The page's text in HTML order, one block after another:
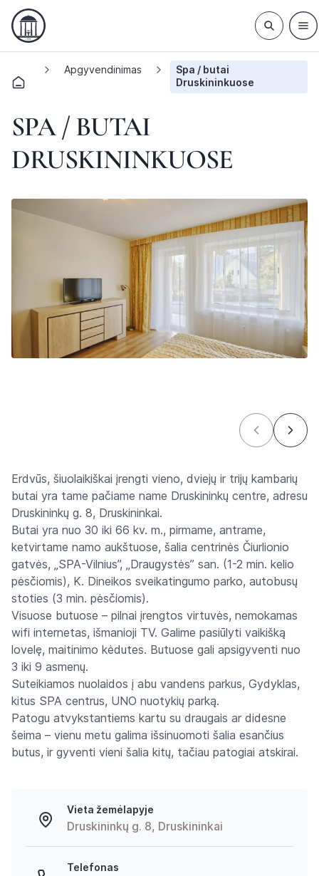
Apgyvendinimas
Spa / butai
Druskininkuose
SPA / BUTAI
DRUSKININKUOSE
Erdvūs, šiuolaikiškai įrengti vieno, dviejų ir trijų kambarių
butai yra tame pačiame name Druskininkų centre, adresu
Druskininkų g. 8, Druskininkai.
Butai yra nuo 30 iki 66 kv. m., pirmame, antrame,
ketvirtame namo aukštuose, šalia centrinės Čiurlionio
gatvės, „SPA-Vilnius”, „Draugystės” san. (1-2 min. kelio
pėsčiomis), K. Dineikos sveikatingumo parko, autobusų
stoties (3 min. pėsčiomis).
Visuose butuose – pilnai įrengtos virtuvės, nemokamas
wifi internetas, išmanioji TV. Galime pasiūlyti vaikišką
lovelę, maitinimo kėdutes. Butuose gali apsigyventi nuo
3 iki 9 asmenų.
Suteikiamos nuolaidos į abu vandens parkus, Gydyklas,
kitus SPA centrus, UNO nuotykių parką.
Patogu atvykstantiems kartu su draugais ar didesne
šeima – vienu metu galima išsinuomoti šalia esančius
butus, ir gyventi vieni šalia kitų, tačiau patogiai atskirai.
Vieta žemėlapyje
Druskininkų g. 8, Druskininkai
Telefonas